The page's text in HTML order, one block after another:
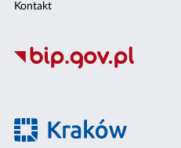
Kontakt